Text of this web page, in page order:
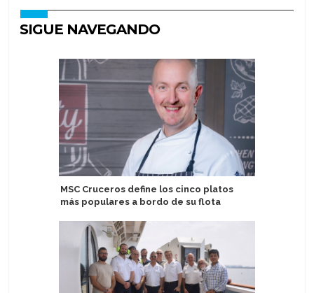
SIGUE NAVEGANDO
MSC Cruceros define los cinco platos
más populares a bordo de su flota